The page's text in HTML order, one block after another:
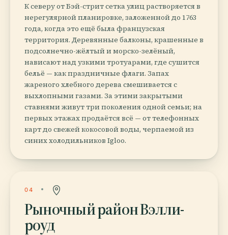
К северу от Бэй-стрит сетка улиц растворяется в
нерегулярной планировке, заложенной до 1763
года, когда это ещё была французская
территория. Деревянные балконы, крашенные в
подсолнечно-жёлтый и морско-зелёный,
нависают над узкими тротуарами, где сушится
бельё — как праздничные флаги. Запах
жареного хлебного дерева смешивается с
выхлопными газами. За этими закрытыми
ставнями живут три поколения одной семьи; на
первых этажах продаётся всё — от телефонных
карт до свежей кокосовой воды, черпаемой из
синих холодильников Igloo.
04
Рыночный район Вэлли-
роуд